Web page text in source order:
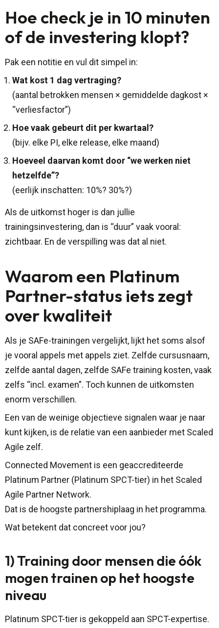
Hoe check je in 10 minuten
of de investering klopt?
Pak een notitie en vul dit simpel in:
Wat kost 1 dag vertraging?
(aantal betrokken mensen × gemiddelde dagkost ×
“verliesfactor”)
Hoe vaak gebeurt dit per kwartaal?
(bijv. elke PI, elke release, elke maand)
Hoeveel daarvan komt door “we werken niet
hetzelfde”?
(eerlijk inschatten: 10%? 30%?)
Als de uitkomst hoger is dan jullie
trainingsinvestering, dan is “duur” vaak vooral:
zichtbaar. En de verspilling was dat al niet.
Waarom een Platinum
Partner-status iets zegt
over kwaliteit
Als je SAFe-trainingen vergelijkt, lijkt het soms alsof
je vooral appels met appels ziet. Zelfde cursusnaam,
zelfde aantal dagen, zelfde SAFe training kosten, vaak
zelfs “incl. examen”. Toch kunnen de uitkomsten
enorm verschillen.
Een van de weinige objectieve signalen waar je naar
kunt kijken, is de relatie van een aanbieder met Scaled
Agile zelf.
Connected Movement is een geaccrediteerde
Platinum Partner (Platinum SPCT-tier) in het Scaled
Agile Partner Network.
Dat is de hoogste partnershiplaag in het programma.
Wat betekent dat concreet voor jou?
1) Training door mensen die óók
mogen trainen op het hoogste
niveau
Platinum SPCT-tier is gekoppeld aan SPCT-expertise.